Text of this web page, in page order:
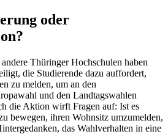
oder
Thüringer Hochschulen haben
die Studierende dazu auffordert,
zu melden, um an den
und den Landtagswahlen
die Aktion wirft Fragen auf: Ist es
bewegen, ihren Wohnsitz umzumelden,
das Wahlverhalten in eine